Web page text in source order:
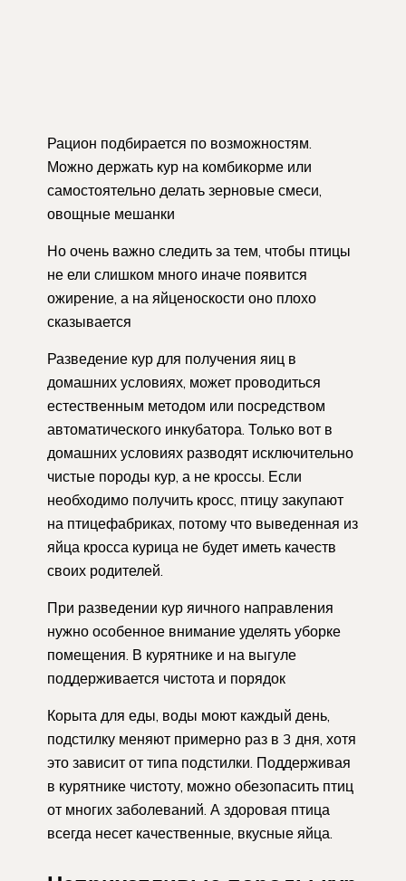
Рацион подбирается по возможностям.
Можно держать кур на комбикорме или
самостоятельно делать зерновые смеси,
овощные мешанки
Но очень важно следить за тем, чтобы птицы
не ели слишком много иначе появится
ожирение, а на яйценоскости оно плохо
сказывается
Разведение кур для получения яиц в
домашних условиях, может проводиться
естественным методом или посредством
автоматического инкубатора. Только вот в
домашних условиях разводят исключительно
чистые породы кур, а не кроссы. Если
необходимо получить кросс, птицу закупают
на птицефабриках, потому что выведенная из
яйца кросса курица не будет иметь качеств
своих родителей.
При разведении кур яичного направления
нужно особенное внимание уделять уборке
помещения. В курятнике и на выгуле
поддерживается чистота и порядок
Корыта для еды, воды моют каждый день,
подстилку меняют примерно раз в 3 дня, хотя
это зависит от типа подстилки. Поддерживая
в курятнике чистоту, можно обезопасить птиц
от многих заболеваний. А здоровая птица
всегда несет качественные, вкусные яйца.